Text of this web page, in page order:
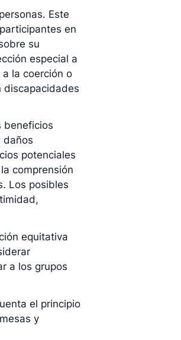
Este
en
su
especial a
la coerción o
discapacidades
beneficios
daños
potenciales
comprensión
Los posibles
equitativa
a los grupos
el principio
y